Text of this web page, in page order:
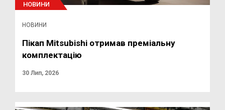
НОВИНИ
НОВИНИ
Пікап Mitsubishi отримав преміальну
комплектацію
30 Лип, 2026